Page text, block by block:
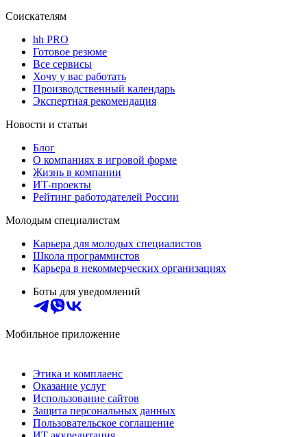
Соискателям
hh PRO
Готовое резюме
Все сервисы
Хочу у вас работать
Производственный календарь
Экспертная рекомендация
Новости и статьи
Блог
О компаниях в игровой форме
Жизнь в компании
ИТ-проекты
Рейтинг работодателей России
Молодым специалистам
Карьера для молодых специалистов
Школа программистов
Карьера в некоммерческих организациях
Боты для уведомлений
Мобильное приложение
Этика и комплаенс
Оказание услуг
Использование сайтов
Защита персональных данных
Пользовательское соглашение